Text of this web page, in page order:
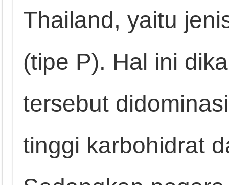
Thailand, yaitu
(tipe P). Hal ini
tersebut
tinggi karbohidrat